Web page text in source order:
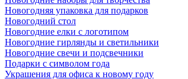
Новогодняя упаковка для подарков
Новогодний стол
Новогодние елки с логотипом
Новогодние гирлянды и светильники
Новогодние свечи и подсвечники
Подарки с символом года
Украшения для офиса к новому году